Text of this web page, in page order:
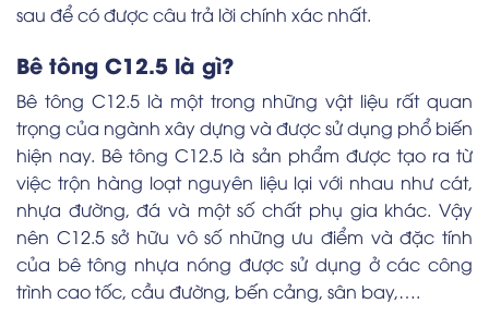
sau để có được câu trả lời chính xác nhất.
Bê tông C12.5 là gì?
Bê tông C12.5 là một trong những vật liệu rất quan
trọng của ngành xây dựng và được sử dụng phổ biến
hiện nay. Bê tông C12.5 là sản phẩm được tạo ra từ
việc trộn hàng loạt nguyên liệu lại với nhau như cát,
nhựa đường, đá và một số chất phụ gia khác. Vậy
nên C12.5 sở hữu vô số những ưu điểm và đặc tính
của bê tông nhựa nóng được sử dụng ở các công
trình cao tốc, cầu đường, bến cảng, sân bay,….